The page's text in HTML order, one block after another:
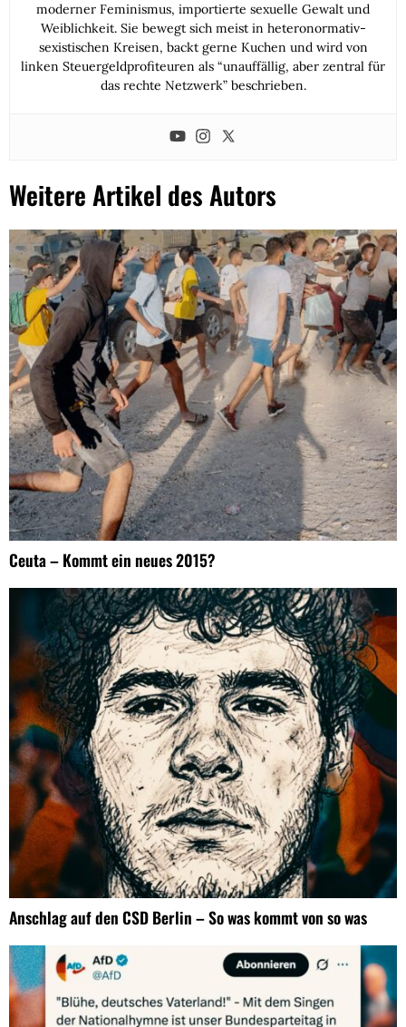
moderner Feminismus, importierte sexuelle Gewalt und
Weiblichkeit. Sie bewegt sich meist in heteronormativ-
sexistischen Kreisen, backt gerne Kuchen und wird von
linken Steuergeldprofiteuren als “unauffällig, aber zentral für
das rechte Netzwerk” beschrieben.
Weitere Artikel des Autors
Ceuta – Kommt ein neues 2015?
Anschlag auf den CSD Berlin – So was kommt von so was